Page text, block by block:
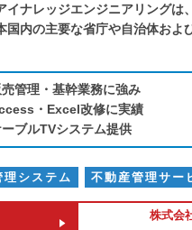
イナレッジエンジニアリングは
国内の主要な省庁や自治体およ
売管理・基幹業務に強み
・Excel改修に実績
ブルTVシステム提供
理システム 不動産管理サー
株式会